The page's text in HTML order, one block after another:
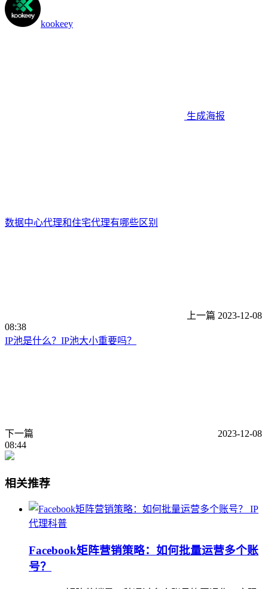
kookeey
生成海报
数据中心代理和住宅代理有哪些区别
上一篇 2023-12-08
08:38
IP池是什么？IP池大小重要吗？
下一篇
2023-12-08
08:44
相关推荐
IP
代理科普
Facebook矩阵营销策略：如何批量运营多个账
号？